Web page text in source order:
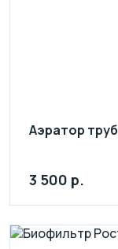
Аэратор
3 500 р.